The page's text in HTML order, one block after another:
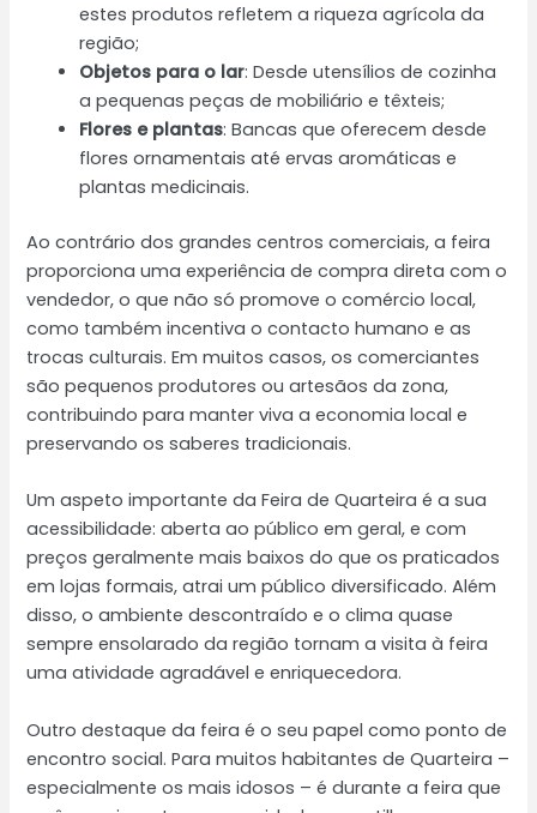
estes produtos refletem a riqueza agrícola da
região;
Objetos para o lar: Desde utensílios de cozinha
a pequenas peças de mobiliário e têxteis;
Flores e plantas: Bancas que oferecem desde
flores ornamentais até ervas aromáticas e
plantas medicinais.
Ao contrário dos grandes centros comerciais, a feira
proporciona uma experiência de compra direta com o
vendedor, o que não só promove o comércio local,
como também incentiva o contacto humano e as
trocas culturais. Em muitos casos, os comerciantes
são pequenos produtores ou artesãos da zona,
contribuindo para manter viva a economia local e
preservando os saberes tradicionais.
Um aspeto importante da Feira de Quarteira é a sua
acessibilidade: aberta ao público em geral, e com
preços geralmente mais baixos do que os praticados
em lojas formais, atrai um público diversificado. Além
disso, o ambiente descontraído e o clima quase
sempre ensolarado da região tornam a visita à feira
uma atividade agradável e enriquecedora.
Outro destaque da feira é o seu papel como ponto de
encontro social. Para muitos habitantes de Quarteira –
especialmente os mais idosos – é durante a feira que